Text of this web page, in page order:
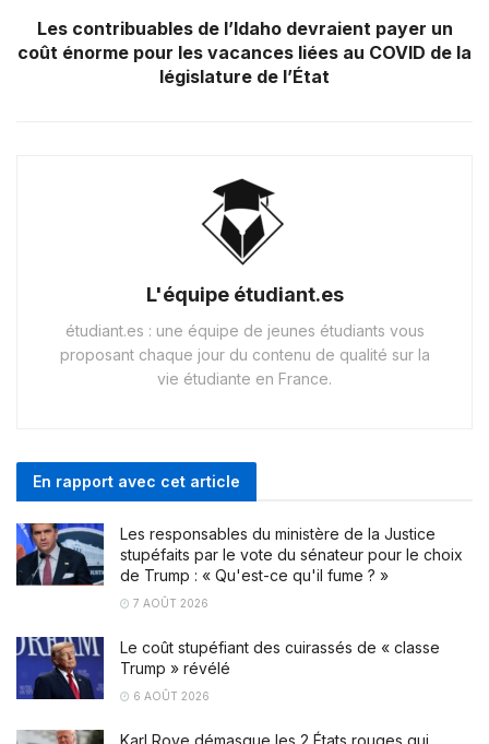
Les contribuables de l’Idaho devraient payer un
coût énorme pour les vacances liées au COVID de la
législature de l’État
L'équipe étudiant.es
étudiant.es : une équipe de jeunes étudiants vous
proposant chaque jour du contenu de qualité sur la
vie étudiante en France.
En rapport avec cet article
Les responsables du ministère de la Justice
stupéfaits par le vote du sénateur pour le choix
de Trump : « Qu'est-ce qu'il fume ? »
7 AOÛT 2026
Le coût stupéfiant des cuirassés de « classe
Trump » révélé
6 AOÛT 2026
Karl Rove démasque les 2 États rouges qui